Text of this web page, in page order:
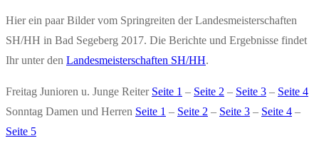
Hier ein paar Bilder vom Springreiten der Landesmeisterschaften
SH/HH in Bad Segeberg 2017. Die Berichte und Ergebnisse findet
Ihr unter den Landesmeisterschaften SH/HH.
Freitag Junioren u. Junge Reiter Seite 1 – Seite 2 – Seite 3 – Seite 4
Sonntag Damen und Herren Seite 1 – Seite 2 – Seite 3 – Seite 4 –
Seite 5